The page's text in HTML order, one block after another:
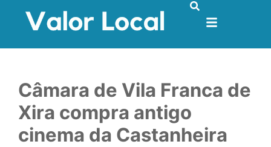
Câmara de Vila Franca de
Xira compra antigo
cinema da Castanheira